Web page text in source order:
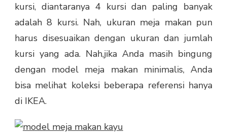
kursi, diantaranya 4 kursi dan paling banyak
adalah 8 kursi. Nah, ukuran meja makan pun
harus disesuaikan dengan ukuran dan jumlah
kursi yang ada. Nah,jika Anda masih bingung
dengan model meja makan minimalis, Anda
bisa melihat koleksi beberapa referensi hanya
di IKEA.